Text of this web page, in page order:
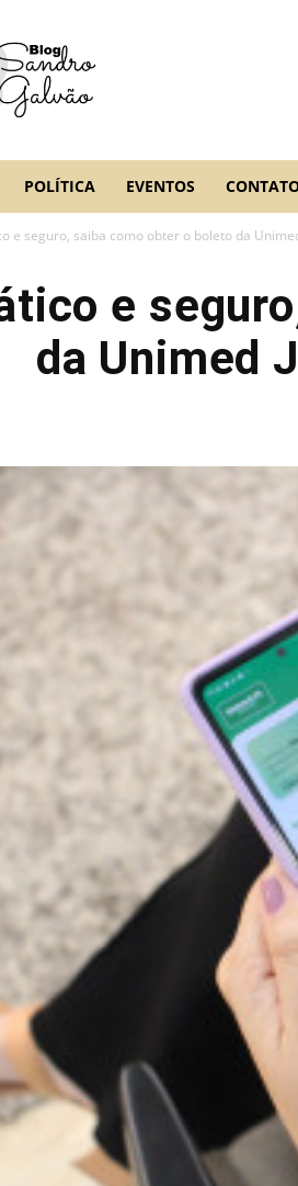
POLÍTICA EVENTOS
e seguro, saiba como obter o boleto da
e
da Unimed